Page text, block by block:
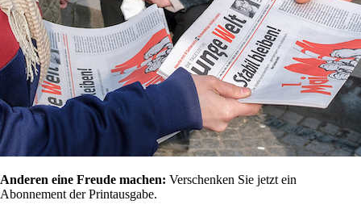
Anderen eine Freude machen: Verschenken Sie jetzt ein
Abonnement der Printausgabe.